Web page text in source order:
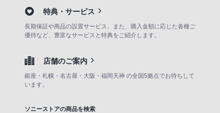
特典・サービス
長期保証や商品の設置サービス、また、購入金額に応じた各種ご
優待など、豊富なサービスと特典をご紹介します。
店舗のご案内
銀座・札幌・名古屋・大阪・福岡天神 の全国5拠点でお待ちして
います。
ソニーストアの商品を検索